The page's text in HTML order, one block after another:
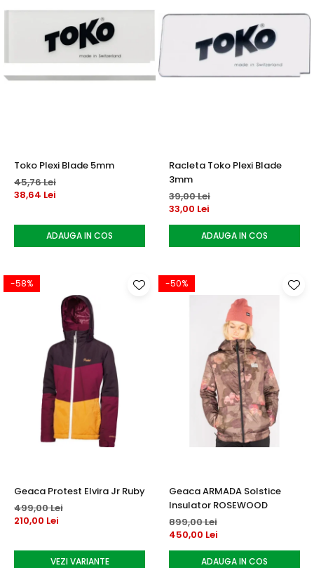
Toko Plexi Blade 5mm
45,76 Lei
38,64 Lei
ADAUGA IN COS
Racleta Toko Plexi Blade
3mm
39,00 Lei
33,00 Lei
ADAUGA IN COS
-58%
Geaca Protest Elvira Jr Ruby
499,00 Lei
210,00 Lei
VEZI VARIANTE
-50%
Geaca ARMADA Solstice
Insulator ROSEWOOD
899,00 Lei
450,00 Lei
ADAUGA IN COS